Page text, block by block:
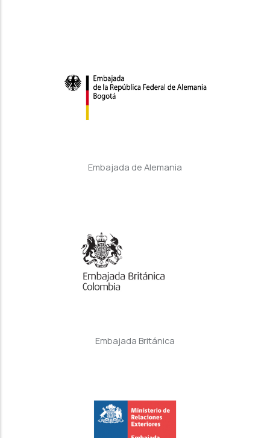
Embajada de Alemania
Embajada Británica